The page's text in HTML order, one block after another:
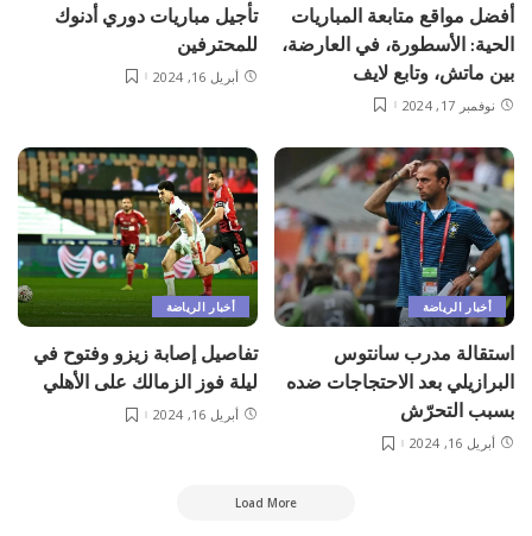
أفضل مواقع متابعة المباريات
الحية: الأسطورة، في العارضة،
بين ماتش، وتابع لايف
نوفمبر 17, 2024
تأجيل مباريات دوري أدنوك
للمحترفين
أبريل 16, 2024
أخبار الرياضة
استقالة مدرب سانتوس
البرازيلي بعد الاحتجاجات ضده
بسبب التحرّش
أبريل 16, 2024
أخبار الرياضة
تفاصيل إصابة زيزو وفتوح في
ليلة فوز الزمالك على الأهلي
أبريل 16, 2024
Load More